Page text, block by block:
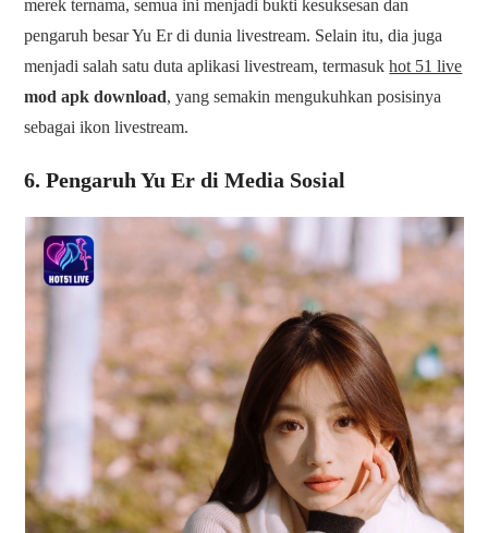
merek ternama, semua ini menjadi bukti kesuksesan dan
pengaruh besar Yu Er di dunia livestream. Selain itu, dia juga
menjadi salah satu duta aplikasi livestream, termasukhot 51 live
mod apk download, yang semakin mengukuhkan posisinya
sebagai ikon livestream.
6. Pengaruh Yu Er di Media Sosial